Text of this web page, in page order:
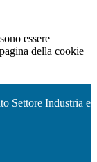
essere
della cookie
Settore Industria e